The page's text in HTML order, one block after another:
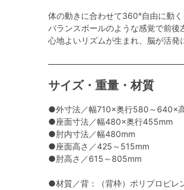
体の動きに合わせて360°自由に動
バランスボールのような感覚で前後
心地よいリズムが生まれ、脳が活発
サイズ・重量・材質
●外寸法／幅710×奥行580～640×
●座面寸法／幅480×奥行455mm
●肘内寸法／幅480mm
●座面高さ／425～515mm
●肘高さ／615～805mm
●材質／背：（背枠）ポリプロピレ